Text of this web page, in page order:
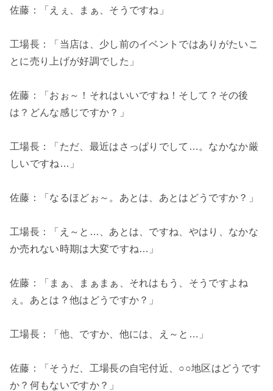
佐藤：「えぇ、まぁ、そうですね」
工場長：「当店は、少し前のイベントではありがたいこ
とに売り上げが好調でした」
佐藤：「おぉ～！それはいいですね！そして？その後
は？どんな感じですか？」
工場長：「ただ、最近はさっぱりでして…。なかなか厳
しいですね…」
佐藤：「なるほどぉ～。あとは、あとはどうですか？」
工場長：「え～と…、あとは、ですね、やはり、なかな
か売れない時期は大変ですね…」
佐藤：「まぁ、まぁまぁ、それはもう、そうですよね
ぇ。あとは？他はどうですか？」
工場長：「他、ですか、他には、え～と…」
佐藤：「そうだ、工場長の自宅付近、○○地区はどうです
か？何もないですか？」